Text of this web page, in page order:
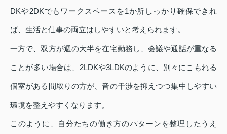
DKや2DKでもワークスペースを1か所しっかり確保できれ
ば、生活と仕事の両立はしやすいと考えられます。
一方で、双方が週の大半を在宅勤務し、会議や通話が重なる
ことが多い場合は、2LDKや3LDKのように、別々にこもれる
個室がある間取りの方が、音の干渉を抑えつつ集中しやすい
環境を整えやすくなります。
このように、自分たちの働き方のパターンを整理したうえ